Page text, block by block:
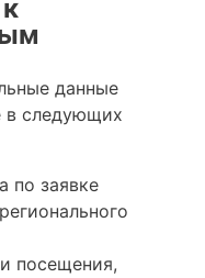
данные
в следующих
по заявке
посещения,